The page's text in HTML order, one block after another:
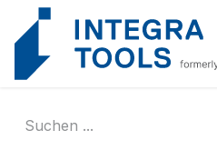
Cookie-Einstellungen